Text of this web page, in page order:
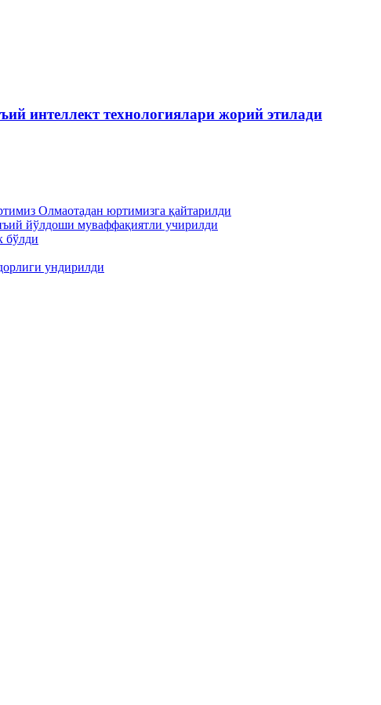
интеллект технологиялари жорий этилади
Олмаотадан юртимизга қайтарилди
йўлдоши муваффақиятли учирилди
бўлди
ундирилди